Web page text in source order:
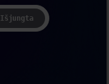
Išjungta